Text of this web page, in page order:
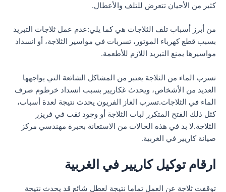
كثير من الأحيان تتعرض للتلف والأعطال.
من أبرز أسباب تلف الثلاجات هي كما يلي:عدم عمل ثلاجات التبريد
بسبب قطع كهرباء الموتور، تسربات في مواسير الثلاجة، أو انسداد
مواسيرها يمنع التبريد اللازم للأطعمة.
تسرب الماء من الثلاجة يعتبر من المشاكل الشائعة التي يواجهها
العديد من الأشخاص، ويحدث غكاريير بسبب انسداد خرطوم صرف
الماء في الثلاجات.تسرب الغاز الفريون يحدث نتيجة لعدة أسباب،
كثل ذلك الفتح المتكرر لباب الثلاجة أو وجود ثقب في فريزر
الثلاجة.لا بد في هذه الحالات من الاستعانة بخبرة مهندسي مركز
صيانة كاريير في الغربية.
ارقام توكيل كاريير في الغربية
توقفت ثلاجة عن العمل تماما نتيجة لعطل شائع قد يحدث نتيجة